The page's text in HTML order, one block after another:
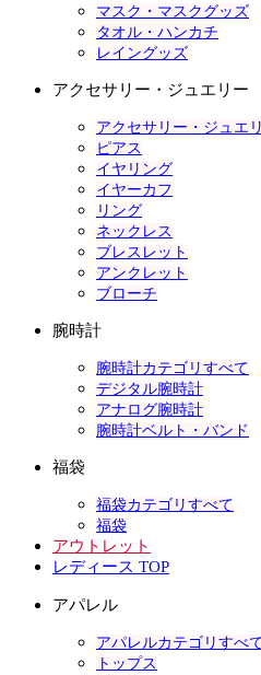
マスク・マスクグッズ
タオル・ハンカチ
レイングッズ
アクセサリー・ジュエリー
アクセサリー・ジュエ
ピアス
イヤリング
イヤーカフ
リング
ネックレス
ブレスレット
アンクレット
ブローチ
腕時計
腕時計カテゴリすべて
デジタル腕時計
アナログ腕時計
腕時計ベルト・バンド
福袋
福袋カテゴリすべて
福袋
アウトレット
レディース TOP
アパレル
アパレルカテゴリすべ
トップス